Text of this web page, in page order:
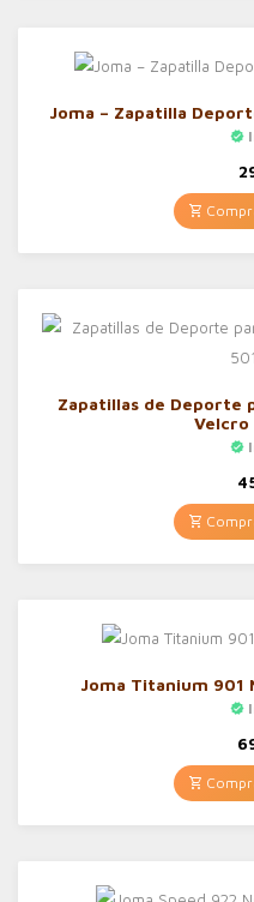
Joma – Zapatilla
Zapatillas de Deporte
Velcro
Joma Titanium 901